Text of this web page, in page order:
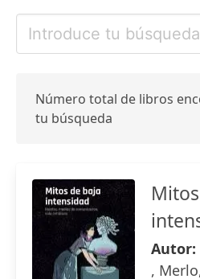
Número total de libros
tu búsqueda
Autor:
,